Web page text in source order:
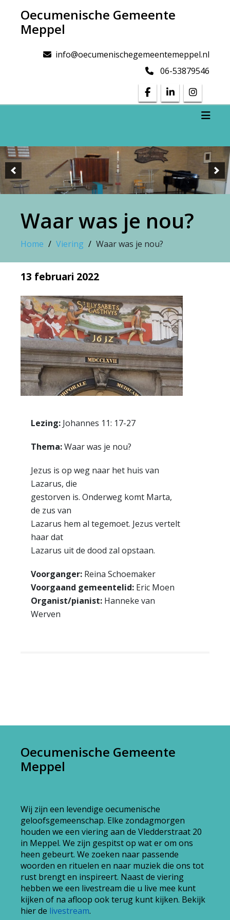
inhoud
Oecumenische Gemeente
Meppel
info@oecumenischegemeentemeppel.nl
06-53879546
Waar was je nou?
Home Viering Waar was je nou?
13 februari 2022
Lezing: Johannes 11: 17-27
Thema:Waar was je nou?
Jezus is op weg naar het huis van
Lazarus, die
gestorven is. Onderweg komt Marta,
de zus van
Lazarus hem al tegemoet. Jezus vertelt
haar dat
Lazarus uit de dood zal opstaan.
Voorganger: Reina Schoemaker
Voorgaand gemeentelid: Eric Moen
Organist/pianist: Hanneke van
Werven
Oecumenische Gemeente
Meppel
Wij zijn een levendige oecumenische
geloofsgemeenschap. Elke zondagmorgen
houden we een viering aan de Vledderstraat 20
in Meppel. We zijn gespitst op wat er om ons
heen gebeurt. We zoeken naar passende
woorden en rituelen en naar muziek die ons tot
rust brengt en inspireert. Naast de viering
hebben we een livestream die u live mee kunt
kijken of na afloop ook terug kunt kijken. Bekijk
hier de livestream.